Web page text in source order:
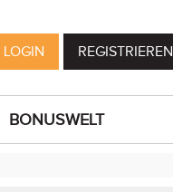
LOGIN REGISTRIEREN
BONUSWELT